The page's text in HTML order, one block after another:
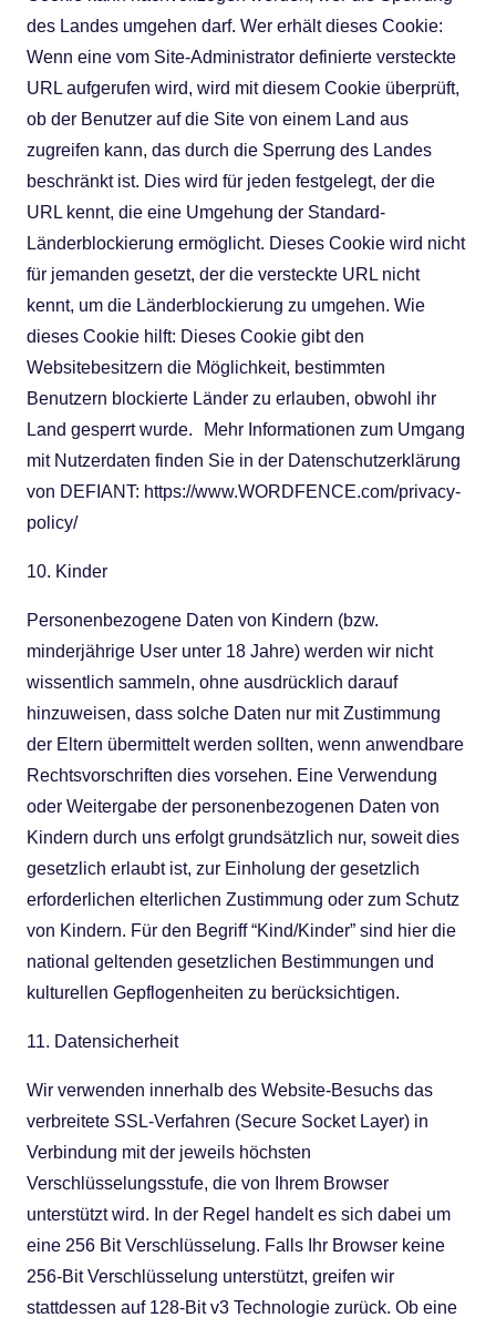
des Landes umgehen darf. Wer erhält dieses Cookie:
Wenn eine vom Site-Administrator definierte versteckte
URL aufgerufen wird, wird mit diesem Cookie überprüft,
ob der Benutzer auf die Site von einem Land aus
zugreifen kann, das durch die Sperrung des Landes
beschränkt ist. Dies wird für jeden festgelegt, der die
URL kennt, die eine Umgehung der Standard-
Länderblockierung ermöglicht. Dieses Cookie wird nicht
für jemanden gesetzt, der die versteckte URL nicht
kennt, um die Länderblockierung zu umgehen. Wie
dieses Cookie hilft: Dieses Cookie gibt den
Websitebesitzern die Möglichkeit, bestimmten
Benutzern blockierte Länder zu erlauben, obwohl ihr
Land gesperrt wurde. Mehr Informationen zum Umgang
mit Nutzerdaten finden Sie in der Datenschutzerklärung
von DEFIANT: https://www.WORDFENCE.com/privacy-
policy/
10. Kinder
Personenbezogene Daten von Kindern (bzw.
minderjährige User unter 18 Jahre) werden wir nicht
wissentlich sammeln, ohne ausdrücklich darauf
hinzuweisen, dass solche Daten nur mit Zustimmung
der Eltern übermittelt werden sollten, wenn anwendbare
Rechtsvorschriften dies vorsehen. Eine Verwendung
oder Weitergabe der personenbezogenen Daten von
Kindern durch uns erfolgt grundsätzlich nur, soweit dies
gesetzlich erlaubt ist, zur Einholung der gesetzlich
erforderlichen elterlichen Zustimmung oder zum Schutz
von Kindern. Für den Begriff “Kind/Kinder” sind hier die
national geltenden gesetzlichen Bestimmungen und
kulturellen Gepflogenheiten zu berücksichtigen.
11. Datensicherheit
Wir verwenden innerhalb des Website-Besuchs das
verbreitete SSL-Verfahren (Secure Socket Layer) in
Verbindung mit der jeweils höchsten
Verschlüsselungsstufe, die von Ihrem Browser
unterstützt wird. In der Regel handelt es sich dabei um
eine 256 Bit Verschlüsselung. Falls Ihr Browser keine
256-Bit Verschlüsselung unterstützt, greifen wir
stattdessen auf 128-Bit v3 Technologie zurück. Ob eine